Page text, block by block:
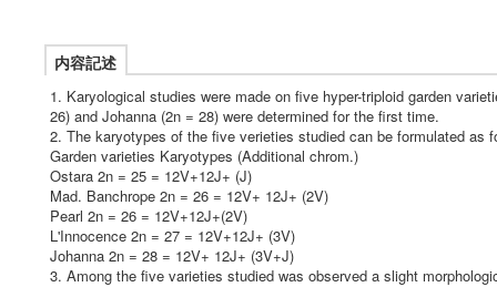
内容記述
1. Karyological studies were made on five hyper-triploid garden
26) and Johanna (2n = 28) were determined for the first time.
2. The karyotypes of the five verieties studied can be formulated as
Garden varieties Karyotypes (Additional chrom.)
Ostara 2n = 25 = 12V+12J+ (J)
Mad. Banchrope 2n = 26 = 12V+ 12J+ (2V)
Pearl 2n = 26 = 12V+12J+(2V)
L'Innocence 2n = 27 = 12V+12J+ (3V)
Johanna 2n = 28 = 12V+ 12J+ (3V+J)
3. Among the five varieties studied was observed a slight